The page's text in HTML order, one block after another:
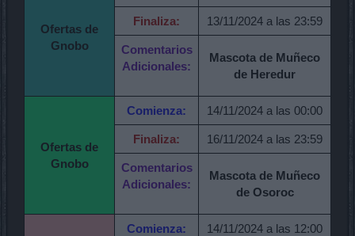
Ofertas de
Gnobo
Finaliza: 13/11/2024 a las 23:59
Comentarios
Adicionales:
Mascota de Muñeco
de Heredur
Ofertas de
Gnobo
Comienza: 14/11/2024 a las 00:00
Finaliza: 16/11/2024 a las 23:59
Comentarios
Adicionales:
Mascota de Muñeco
de Osoroc
Comienza: 14/11/2024 a las 12:00